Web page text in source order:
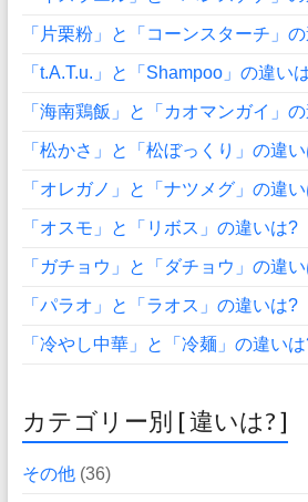
「片栗粉」と「コーンスターチ」
「t.A.T.u.」と「Shampoo」の違い
「海南鶏飯」と「カオマンガイ」
「松かさ」と「松ぼっくり」の違
「オレガノ」と「ナツメグ」の違
「オスモ」と「リボス」の違いは?
「ガチョウ」と「ダチョウ」の違
「パラオ」と「ラオス」の違いは?
「冷やし中華」と「冷麺」の違い
カテゴリー別 [ 違いは? ]
その他(36)